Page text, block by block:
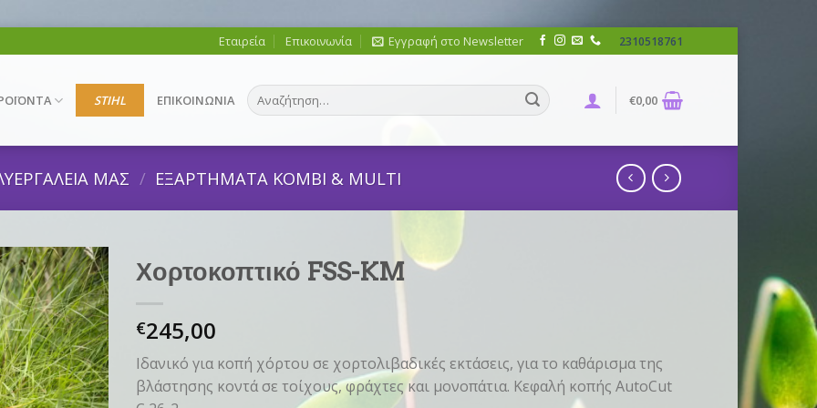
Εταιρεία Επικοινωνία Εγγραφή στο Newsletter 2310518761
STIHL ΕΠΙΚΟΙΝΩΝΙΑ
Αναζήτηση
για:
€0,00
ΜΑΣ / EΞΑΡΤΗΜΑΤΑ KOMBI & MULTI
Χορτοκοπτικό FSS-KM
€245,00
Ιδανικό για κοπή χόρτου σε χορτολιβαδικές εκτάσεις, για το καθάρισμα της
βλάστησης κοντά σε τοίχους, φράχτες και μονοπάτια. Κεφαλή κοπής AutoCut